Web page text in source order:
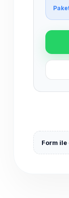
Form